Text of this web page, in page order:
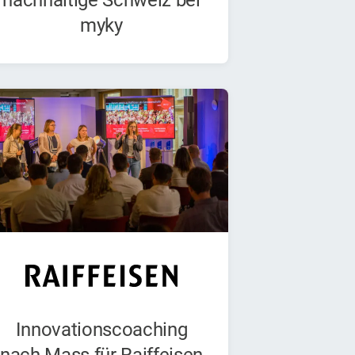
myky
Innovationscoaching